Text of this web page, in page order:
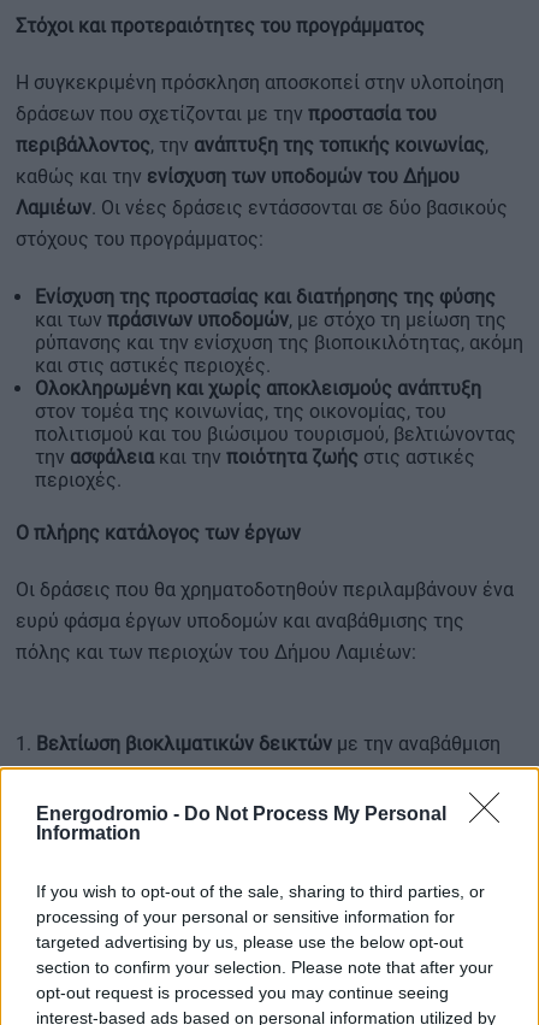
Energodromio - Do Not Process My Personal
Information
If you wish to opt-out of the sale, sharing to third parties, or
processing of your personal or sensitive information for
targeted advertising by us, please use the below opt-out
section to confirm your selection. Please note that after your
opt-out request is processed you may continue seeing
interest-based ads based on personal information utilized by
Στόχοι και προτεραιότητες του προγράμματος
Η συγκεκριμένη πρόσκληση αποσκοπεί στην υλοποίηση
δράσεων που σχετίζονται με την προστασία του
περιβάλλοντος, την ανάπτυξη της τοπικής κοινωνίας,
καθώς και την ενίσχυση των υποδομών του Δήμου
Λαμιέων. Οι νέες δράσεις εντάσσονται σε δύο βασικούς
στόχους του προγράμματος:
Ενίσχυση της προστασίας και διατήρησης της φύσης
και των πράσινων υποδομών, με στόχο τη μείωση της
ρύπανσης και την ενίσχυση της βιοποικιλότητας, ακόμη
και στις αστικές περιοχές.
Ολοκληρωμένη και χωρίς αποκλεισμούς ανάπτυξη
στον τομέα της κοινωνίας, της οικονομίας, του
πολιτισμού και του βιώσιμου τουρισμού, βελτιώνοντας
την ασφάλειακαι την ποιότητα ζωής στις αστικές
περιοχές.
Ο πλήρης κατάλογος των έργων
Οι δράσεις που θα χρηματοδοτηθούν περιλαμβάνουν ένα
ευρύ φάσμα έργων υποδομών και αναβάθμισης της
πόλης και των περιοχών του Δήμου Λαμιέων:
1. Βελτίωση βιοκλιματικών δεικτών με την αναβάθμιση
και επέκταση του αστικού πρασίνου.
Δημιουργία πάρκου αναψυχής και άθλησης
Αναβάθμιση κοινόχρηστων χώρωνκαι χώρου πρασίνου
στην Πανελλήνια Έκθεση Λαμίας.